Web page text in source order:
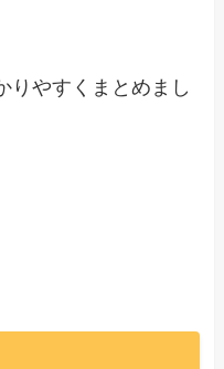
りやすくまとめまし